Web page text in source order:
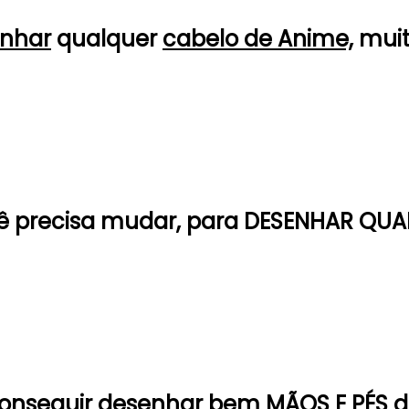
qualquercabelo de Anime,
precisa mudar, para DESENHAR